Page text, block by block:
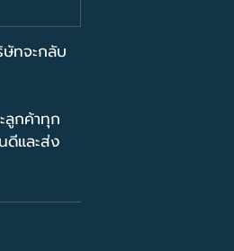
ษัทจะกลับ
กค้าทุก
ดีและส่ง